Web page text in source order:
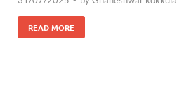
READ MORE